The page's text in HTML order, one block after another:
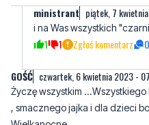
czwartek, 6 kwietnia 2023 -
Życzę wszystkim
Wielkanocne .
2 0 Zgłoś komentarz